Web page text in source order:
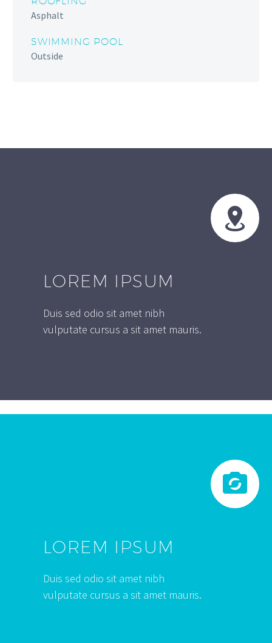
Asphalt
SWIMMING POOL
Outside


LOREM IPSUM
Duis sed odio sit amet nibh
vulputate cursus a sit amet mauris.


LOREM IPSUM
Duis sed odio sit amet nibh
vulputate cursus a sit amet mauris.